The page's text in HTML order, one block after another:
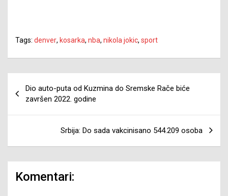
Tags: denver, kosarka, nba, nikola jokic, sport
članaka
Dio auto-puta od Kuzmina do Sremske Rače biće
završen 2022. godine
Srbija: Do sada vakcinisano 544.209 osoba
Komentari: